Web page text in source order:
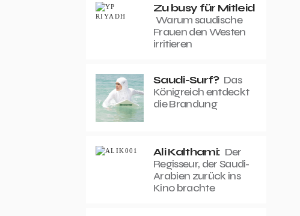
Zu busy für Mitleid
Warum saudische
Frauen den Westen
irritieren
Saudi-Surf? Das
Königreich entdeckt
die Brandung
Ali Kalthami: Der
Regisseur, der Saudi-
Arabien zurück ins
Kino brachte